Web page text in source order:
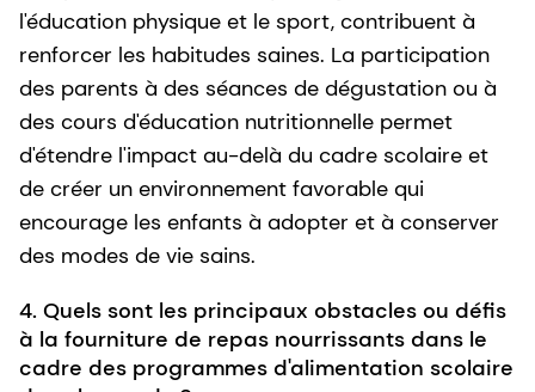
l'éducation physique et le sport, contribuent à
renforcer les habitudes saines. La participation
des parents à des séances de dégustation ou à
des cours d'éducation nutritionnelle permet
d'étendre l'impact au-delà du cadre scolaire et
de créer un environnement favorable qui
encourage les enfants à adopter et à conserver
des modes de vie sains.
4. Quels sont les principaux obstacles ou défis
à la fourniture de repas nourrissants dans le
cadre des programmes d'alimentation scolaire